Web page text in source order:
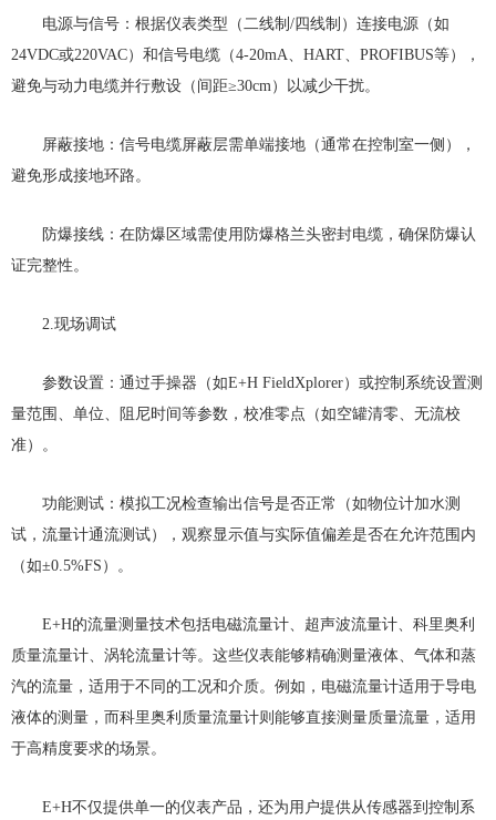
电源与信号：根据仪表类型（二线制/四线制）连接电源（如
24VDC或220VAC）和信号电缆（4-20mA、HART、PROFIBUS等），
避免与动力电缆并行敷设（间距≥30cm）以减少干扰。
屏蔽接地：信号电缆屏蔽层需单端接地（通常在控制室一侧），
避免形成接地环路。
防爆接线：在防爆区域需使用防爆格兰头密封电缆，确保防爆认
证完整性。
2.现场调试
参数设置：通过手操器（如E+H FieldXplorer）或控制系统设置测
量范围、单位、阻尼时间等参数，校准零点（如空罐清零、无流校
准）。
功能测试：模拟工况检查输出信号是否正常（如物位计加水测
试，流量计通流测试），观察显示值与实际值偏差是否在允许范围内
（如±0.5%FS）。
E+H的流量测量技术包括电磁流量计、超声波流量计、科里奥利
质量流量计、涡轮流量计等。这些仪表能够精确测量液体、气体和蒸
汽的流量，适用于不同的工况和介质。例如，电磁流量计适用于导电
液体的测量，而科里奥利质量流量计则能够直接测量质量流量，适用
于高精度要求的场景。
E+H不仅提供单一的仪表产品，还为用户提供从传感器到控制系